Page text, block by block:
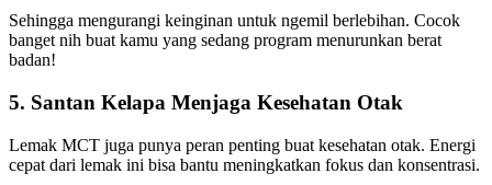
Sehingga mengurangi keinginan untuk ngemil berlebihan. Cocok
banget nih buat kamu yang sedang program menurunkan berat
badan!
5. Santan Kelapa Menjaga Kesehatan Otak
Lemak MCT juga punya peran penting buat kesehatan otak. Energi
cepat dari lemak ini bisa bantu meningkatkan fokus dan konsentrasi.